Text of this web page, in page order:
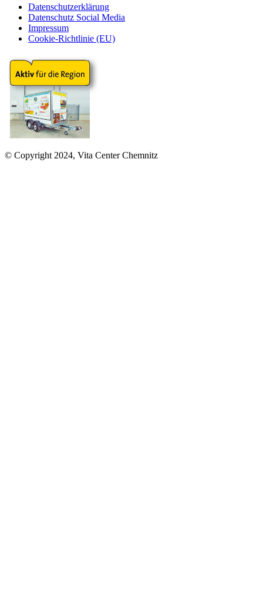
Datenschutzerklärung
Datenschutz Social Media
Impressum
Cookie-Richtlinie (EU)
© Copyright 2024, Vita Center Chemnitz